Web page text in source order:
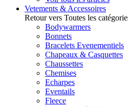
Vetements & Accessoires
Retour vers Toutes les
Bodywarmers
Bonnets
Bracelets Evenementiels
Chapeaux & Casquettes
Chaussettes
Chemises
Echarpes
Eventails
Fleece